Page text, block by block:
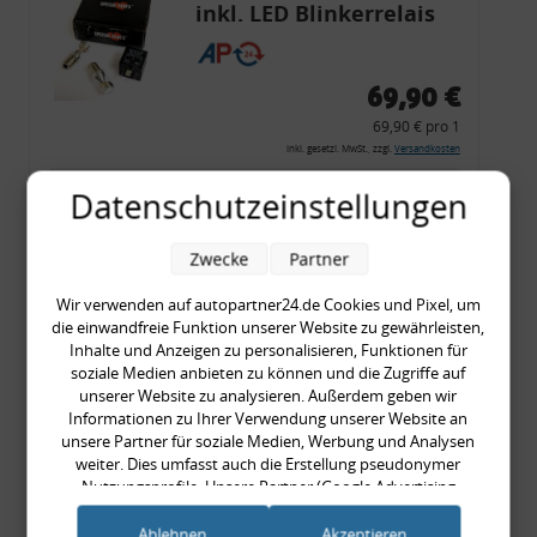
inkl. LED Blinkerrelais
CF 14
69,90 €
69,90 € pro 1
inkl. gesetzl. MwSt., zzgl. Versandkosten
Merkzettel
Rückleuchtenband mit
Blinker, rot, US-Ecken,
Audi 80 Cabrio, Typ 89,
OE-Nr.: 8G0945225 +
8G0945225C
999,99 €
999,99 € pro 1
Datenschutzeinstellungen
Wir verwenden auf autopartner24.de Cookies und Pixel, um
die einwandfreie Funktion unserer Website zu gewährleisten,
Inhalte und Anzeigen zu personalisieren, Funktionen für
soziale Medien anbieten zu können und die Zugriffe auf
unserer Website zu analysieren. Außerdem geben wir
Informationen zu Ihrer Verwendung unserer Website an
unsere Partner für soziale Medien, Werbung und Analysen
weiter. Dies umfasst auch die Erstellung pseudonymer
Nutzungsprofile. Unsere Partner (Google Advertising
Products) führen diese Informationen möglicherweise mit
weiteren Daten zusammen, die Sie ihnen bereitgestellt haben
Zwecke Partner